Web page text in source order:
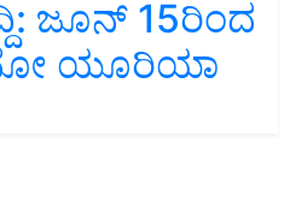
ಜೂನ್ 15ರಿಂದ
ಯೂರಿಯಾ